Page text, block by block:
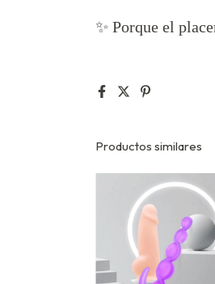
✨ Porque el
Productos similares